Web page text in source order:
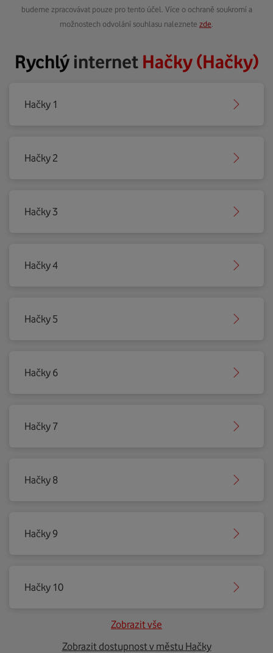
budeme zpracovávat pouze pro tento účel. Více o ochraně soukromí a
možnostech odvolání souhlasu naleznete zde
Rychlýinternet Hačky (Hačky)
Hačky 1
Hačky 2
Hačky 3
Hačky 4
Hačky 5
Hačky 6
Hačky 7
Hačky 8
Hačky 9
Hačky 10
Zobrazit vše
Zobrazit dostupnost v městu Hačky